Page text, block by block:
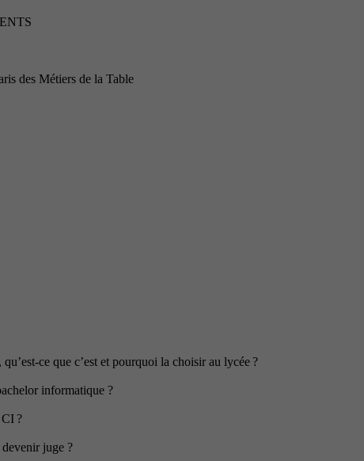
des Métiers de la Table
ce que c’est et pourquoi la choisir au lycée ?
informatique ?
?
juge ?